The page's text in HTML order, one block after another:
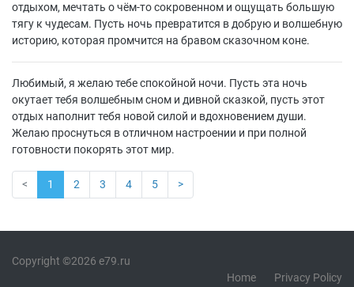
отдыхом, мечтать о чём-то сокровенном и ощущать большую
тягу к чудесам. Пусть ночь превратится в добрую и волшебную
историю, которая промчится на бравом сказочном коне.
Любимый, я желаю тебе спокойной ночи. Пусть эта ночь
окутает тебя волшебным сном и дивной сказкой, пусть этот
отдых наполнит тебя новой силой и вдохновением души.
Желаю проснуться в отличном настроении и при полной
готовности покорять этот мир.
< 1 2 3 4 5 >
Copyright ©2026 e79.ru
Home
Privacy Policy